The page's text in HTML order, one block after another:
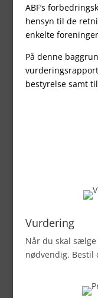
ABF’s
hensyn til de
enkelte
På denne
bestyrelse samt
Vurdering
Når du skal
nødvendig. Bestil